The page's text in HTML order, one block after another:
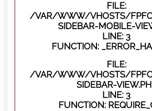
FILE:
/VAR/WWW/VHOSTS/
SIDEBAR-MOBILE-
LINE: 3
FUNCTION:
FILE:
/VAR/WWW/VHOSTS/
SIDEBAR-
LINE: 3
FUNCTION: